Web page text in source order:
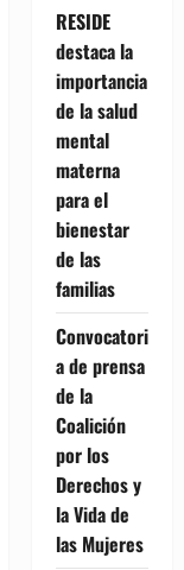
RESIDE
destaca la
importancia
de la salud
mental
materna
para el
bienestar
de las
familias
Convocatori
a de prensa
de la
Coalición
por los
Derechos y
la Vida de
las Mujeres